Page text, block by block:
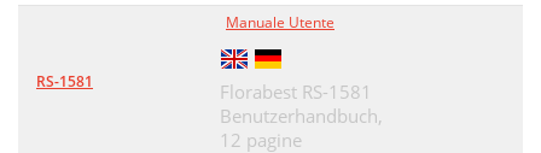
RS-1581
Manuale Utente
Florabest RS-1581
Benutzerhandbuch,
12 pagine